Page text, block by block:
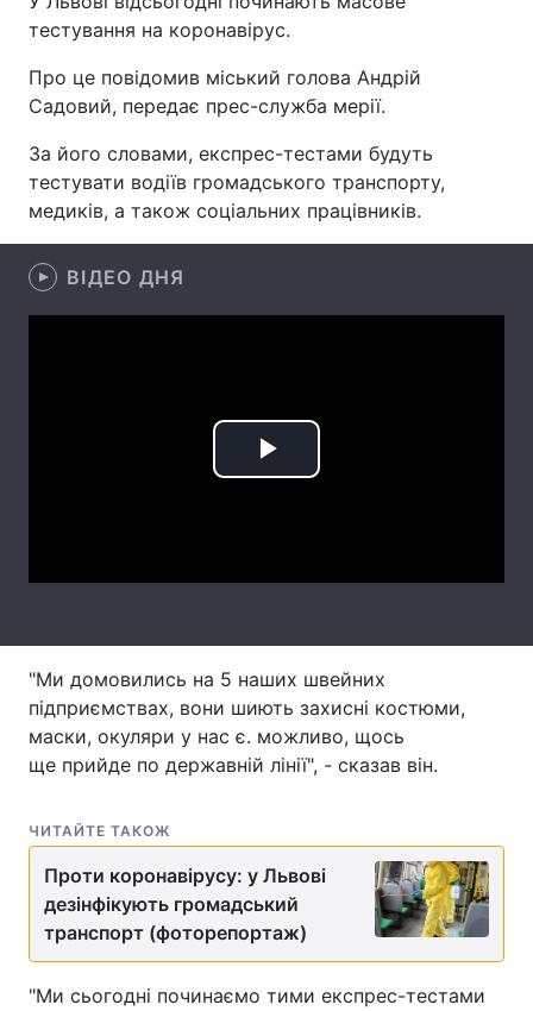
Головна Війна
Україна Політика
Спорт Наука
Зброя
Архів Вакансії
Контакти
Послуги
тестування на коронавірус.
Про це повідомив міський голова Андрій
Садовий, передає прес-служба мерії.
За його словами, експрес-тестами будуть
тестувати водіїв громадського транспорту,
медиків, а також соціальних працівників.
ВІДЕО ДНЯ
Play
"Ми домовились на 5 наших швейних
підприємствах, вони шиють захисні костюми,
маски, окуляри у нас є. можливо, щось
ще прийде по державній лінії", - сказав він.
ЧИТАЙТЕ ТАКОЖ
Проти коронавірусу: у Львові
дезінфікують громадський
транспорт (фоторепортаж)
"Ми сьогодні починаємо тими експрес-тестами